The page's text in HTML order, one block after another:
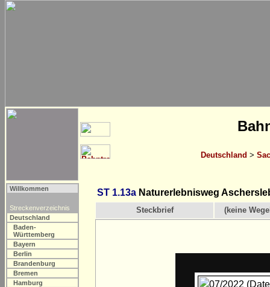
Deutschland >
Willkommen
Streckenverzeichnis
Deutschland
Baden-
Württemberg
Bayern
Berlin
Brandenburg
Bremen
Hamburg
ST 1.13a Naturerlebnisweg
Steckbrief (keine